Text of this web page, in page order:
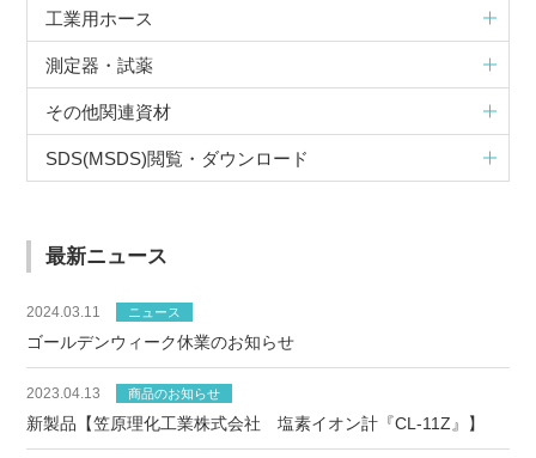
工業用ホース
測定器・試薬
その他関連資材
SDS(MSDS)閲覧・ダウンロード
最新ニュース
2024.03.11 ニュース
ゴールデンウィーク休業のお知らせ
2023.04.13 商品のお知らせ
新製品【笠原理化工業株式会社 塩素イオン計『CL-11Z』】